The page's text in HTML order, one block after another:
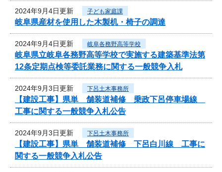
2024年9月4日更新 子ども家庭課
岐阜県産材を使用した木製机・椅子の調達
2024年9月4日更新 岐阜各務野高等学校
岐阜県立岐阜各務野高等学校で実施する建築基準法第
12条定期点検等委託業務に関する一般競争入札
2024年9月3日更新 下呂土木事務所
【建設工事】県単 舗装道補修 乗政下呂停車場線
工事に関する一般競争入札公告
2024年9月3日更新 下呂土木事務所
【建設工事】県単 舗装道補修 下呂白川線 工事に
関する一般競争入札公告